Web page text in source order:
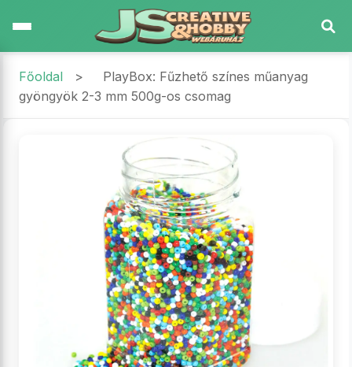
Főoldal >
PlayBox: Fűzhető színes műanyag
gyöngyök 2-3 mm 500g-os csomag